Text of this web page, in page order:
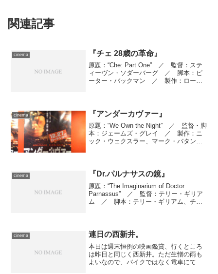
関連記事
cinema 『チェ 28歳の革命』
原題：“Che: Part One” ／ 監督：ステ
ィーヴン・ソダーバーグ ／ 脚本：ピ
ーター・バックマン ／ 製作：ロー
ン、アルバ...
cinema 『アンダーカヴァー』
原題：“We Own the Night” ／ 監督・脚
本：ジェームズ・グレイ ／ 製作：ニ
ック・ウェクスラー、マーク・バタン、
ド・...
cinema 『Dr.パルナサスの鏡』
原題：“The Imaginarium of Doctor
Parnassus” ／ 監督：テリー・ギリア
ム ／ 脚本：テリー・ギリアム、チャ
cinema 連日の西新井。
本日は週末恒例の映画鑑賞、行くところ
は昨日と同じく西新井。ただ生憎の雨も
よいなので、バイクではなく電車にて移